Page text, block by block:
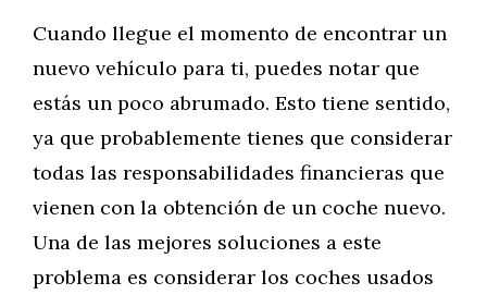
Cuando llegue el momento de encontrar un
nuevo vehículo para ti, puedes notar que
estás un poco abrumado. Esto tiene sentido,
ya que probablemente tienes que considerar
todas las responsabilidades financieras que
vienen con la obtención de un coche nuevo.
Una de las mejores soluciones a este
problema es considerar los coches usados